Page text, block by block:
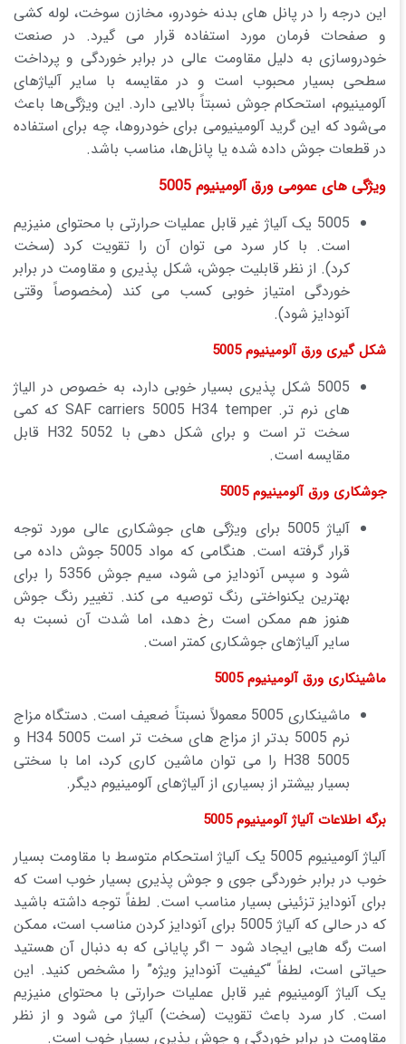
این درجه را در پانل های بدنه خودرو، مخازن سوخت، لوله کشی
و صفحات فرمان مورد استفاده قرار می گیرد. در صنعت
خودروسازی به دلیل مقاومت عالی در برابر خوردگی و پرداخت
سطحی بسیار محبوب است و در مقایسه با سایر آلیاژهای
آلومینیوم، استحکام جوش نسبتاً بالایی دارد. این ویژگی‌ها باعث
می‌شود که این گرید آلومینیومی برای خودروها، چه برای استفاده
در قطعات جوش داده شده یا پانل‌ها، مناسب باشد.
ویژگی های عمومی ورق آلومینیوم 5005
5005 یک آلیاژ غیر قابل عملیات حرارتی با محتوای منیزیم
است. با کار سرد می توان آن را تقویت کرد (سخت
کرد). از نظر قابلیت جوش، شکل پذیری و مقاومت در برابر
خوردگی امتیاز خوبی کسب می کند (مخصوصاً وقتی
آنودایز شود).
شکل گیری ورق آلومینیوم 5005
5005 شکل پذیری بسیار خوبی دارد، به خصوص در الیاژ
های نرم تر. SAF carriers 5005 H34 temper که کمی
سخت تر است و برای شکل دهی با 5052 H32 قابل
مقایسه است.
جوشکاری ورق آلومینیوم 5005
آلیاژ 5005 برای ویژگی های جوشکاری عالی مورد توجه
قرار گرفته است. هنگامی که مواد 5005 جوش داده می
شود و سپس آنودایز می شود، سیم جوش 5356 را برای
بهترین یکنواختی رنگ توصیه می کند. تغییر رنگ جوش
هنوز هم ممکن است رخ دهد، اما شدت آن نسبت به
سایر آلیاژهای جوشکاری کمتر است.
ماشینکاری ورق آلومینیوم 5005
ماشینکاری 5005 معمولاً نسبتاً ضعیف است. دستگاه مزاج
نرم 5005 بدتر از مزاج های سخت تر است 5005 H34 و
5005 H38 را می توان ماشین کاری کرد، اما با سختی
بسیار بیشتر از بسیاری از آلیاژهای آلومینیوم دیگر.
برگه اطلاعات آلیاژ آلومینیوم 5005
آلیاژ آلومینیوم 5005 یک آلیاژ استحکام متوسط ​​با مقاومت بسیار
خوب در برابر خوردگی جوی و جوش پذیری بسیار خوب است که
برای آنودایز تزئینی بسیار مناسب است. لطفاً توجه داشته باشید
که در حالی که آلیاژ 5005 برای آنودایز کردن مناسب است، ممکن
است رگه هایی ایجاد شود – اگر پایانی که به دنبال آن هستید
حیاتی است، لطفاً “کیفیت آنودایز ویژه” را مشخص کنید. این
یک آلیاژ آلومینیوم غیر قابل عملیات حرارتی با محتوای منیزیم
است. کار سرد باعث تقویت (سخت) آلیاژ می شود و از نظر
مقاومت در برابر خوردگی و جوش پذیری بسیار خوب است.